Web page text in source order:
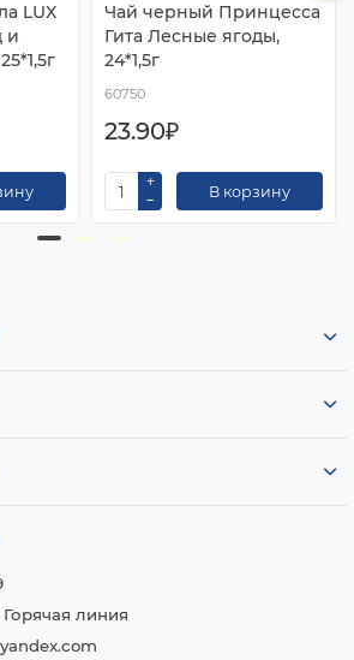
LUX
и
Чай черный Принцесса
Гита Лесные ягоды,
24*1,5г
60750
23.90₽
В корзину
Горячая линия